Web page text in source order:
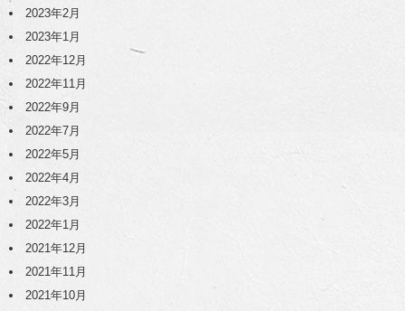
2023年2月
2023年1月
2022年12月
2022年11月
2022年9月
2022年7月
2022年5月
2022年4月
2022年3月
2022年1月
2021年12月
2021年11月
2021年10月